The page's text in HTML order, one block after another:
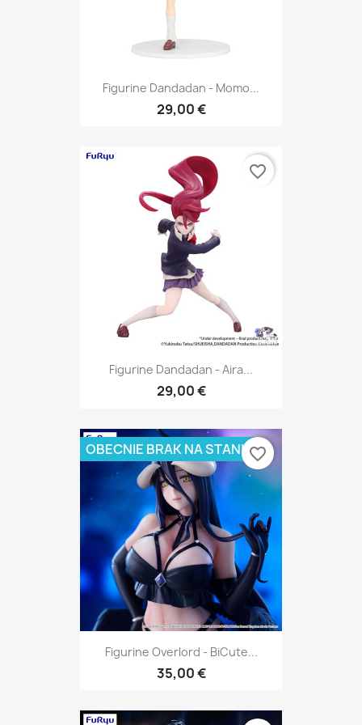
Figurine Dandadan - Momo...
29,00 €
Figurine Dandadan - Aira...
29,00 €
favorite_border
Figurine Overlord - BiCute...
35,00 €
OBECNIE BRAK NA STANIEfavorite_border